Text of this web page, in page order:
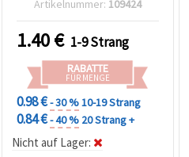
goldfarbenem Pigment,
ca. 350 Stück
Artikelnummer: 109424
1.40€ 1-9 Strang
RABATTE
FÜR MENGE
0.98 €- 30 %10-19 Strang
0.84 €- 40 % 20 Strang +
Nicht auf Lager: